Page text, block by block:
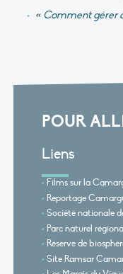
« Comment gérer
POUR
Liens
Films sur la
Reportage
Société nationale
Parc naturel
Réserve de
Site Ramsar